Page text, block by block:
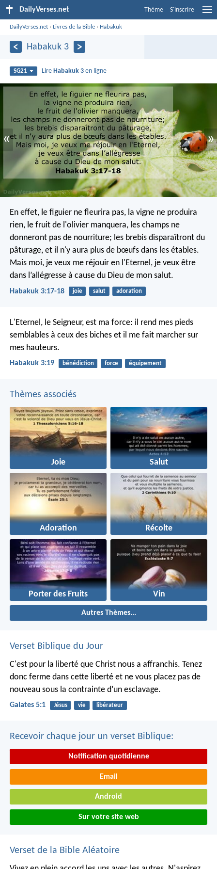
DailyVerses.net Thème S'inscrire
DailyVerses.net ›Livres de la Bible › Habakuk
Habakuk 3
SG21 Lire Habakuk 3 en ligne
« »
En effet, le figuier ne fleurira pas, la vigne ne produira
rien, le fruit de l'olivier manquera, les champs ne
donneront pas de nourriture; les brebis disparaîtront du
pâturage, et il n'y aura plus de bœufs dans les étables.
Mais moi, je veux me réjouir en l'Eternel, je veux être
dans l’allégresse à cause du Dieu de mon salut.
Habakuk 3:17-18 joie salut adoration
L'Eternel, le Seigneur, est ma force: il rend mes pieds
semblables à ceux des biches et il me fait marcher sur
mes hauteurs.
Habakuk 3:19 bénédiction force équipement
Thèmes associés
Joie Salut
Adoration Récolte
Porter des Fruits Vin
Autres Thèmes...
Verset Biblique du Jour
C'est pour la liberté que Christ nous a affranchis. Tenez
donc ferme dans cette liberté et ne vous placez pas de
nouveau sous la contrainte d’un esclavage.
Galates 5:1 Jésus vie libérateur
Recevoir chaque jour un verset Biblique:
Notification quotidienne
Email
Android
Sur votre site web
Verset de la Bible Aléatoire